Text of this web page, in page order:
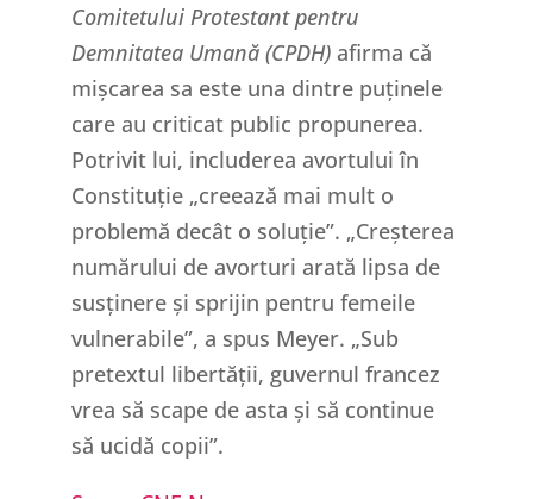
Comitetului Protestant pentru
Demnitatea Umană (CPDH)afirma că
mișcarea sa este una dintre puținele
care au criticat public propunerea.
Potrivit lui, includerea avortului în
Constituție „creează mai mult o
problemă decât o soluție”. „Creșterea
numărului de avorturi arată lipsa de
susținere și sprijin pentru femeile
vulnerabile”, a spus Meyer. „Sub
pretextul libertății, guvernul francez
vrea să scape de asta și să continue
să ucidă copii”.